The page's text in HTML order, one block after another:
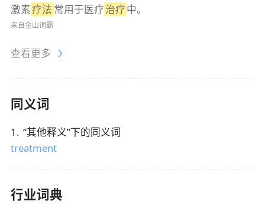
激素疗法 常用于医疗治疗中。
来自金山词霸
查看更多
同义词
1 . “其他释义”下的同义词
treatment
行业词典